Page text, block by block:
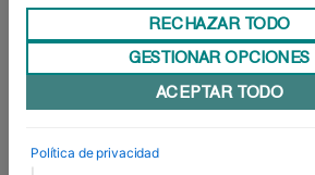
Nueva jornada presencial
Abiertas en el centro
Europeo acogió la primera ???????
RECHAZAR TODO
GESTIONAR OPCIONES
ACEPTAR TODO
Política de privacidad